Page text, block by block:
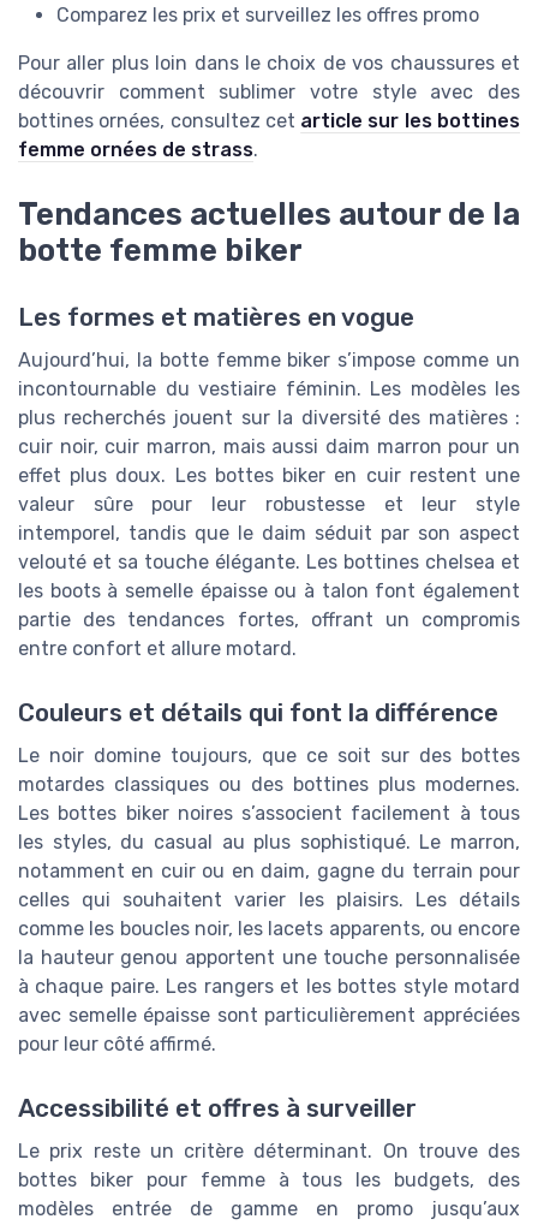
Comparez les prix et surveillez les offres promo
Pour aller plus loin dans le choix de vos chaussures et
découvrir comment sublimer votre style avec des
bottines ornées, consultez cet article sur les bottines
femme ornées de strass.
Tendances actuelles autour de la
botte femme biker
Les formes et matières en vogue
Aujourd’hui, la botte femme biker s’impose comme un
incontournable du vestiaire féminin. Les modèles les
plus recherchés jouent sur la diversité des matières :
cuir noir, cuir marron, mais aussi daim marron pour un
effet plus doux. Les bottes biker en cuir restent une
valeur sûre pour leur robustesse et leur style
intemporel, tandis que le daim séduit par son aspect
velouté et sa touche élégante. Les bottines chelsea et
les boots à semelle épaisse ou à talon font également
partie des tendances fortes, offrant un compromis
entre confort et allure motard.
Couleurs et détails qui font la différence
Le noir domine toujours, que ce soit sur des bottes
motardes classiques ou des bottines plus modernes.
Les bottes biker noires s’associent facilement à tous
les styles, du casual au plus sophistiqué. Le marron,
notamment en cuir ou en daim, gagne du terrain pour
celles qui souhaitent varier les plaisirs. Les détails
comme les boucles noir, les lacets apparents, ou encore
la hauteur genou apportent une touche personnalisée
à chaque paire. Les rangers et les bottes style motard
avec semelle épaisse sont particulièrement appréciées
pour leur côté affirmé.
Accessibilité et offres à surveiller
Le prix reste un critère déterminant. On trouve des
bottes biker pour femme à tous les budgets, des
modèles entrée de gamme en promo jusqu’aux